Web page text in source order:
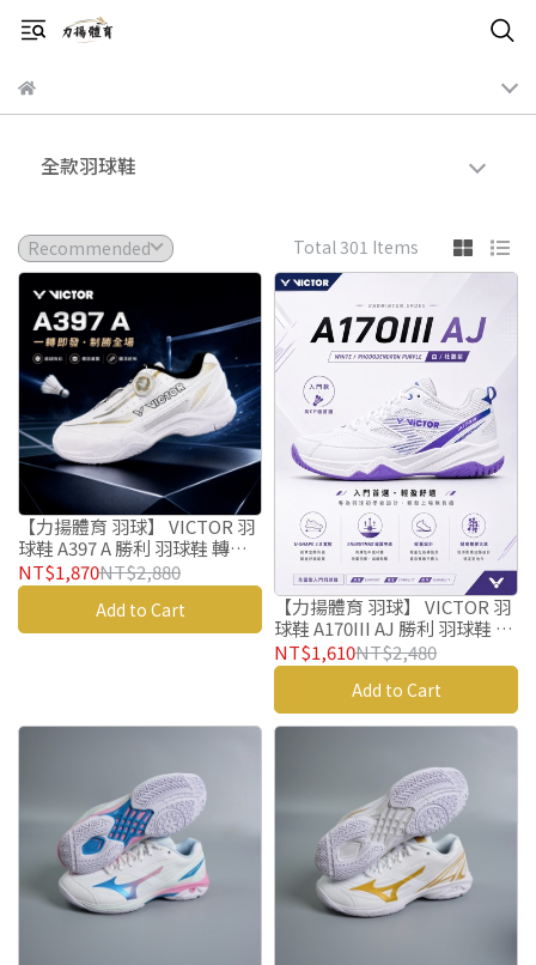
全款羽球鞋
Total 301 Items
【力揚體育 羽球】 VICTOR 羽
球鞋 A397 A 勝利 羽球鞋 轉轉
鞋
NT$1,870NT$2,880
Add to Cart
【力揚體育 羽球】 VICTOR 羽
球鞋 A170III AJ 勝利 羽球鞋 入
門款
NT$1,610NT$2,480
Add to Cart